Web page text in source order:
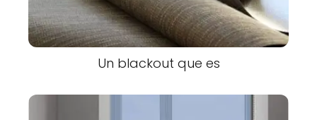
Un blackout que es